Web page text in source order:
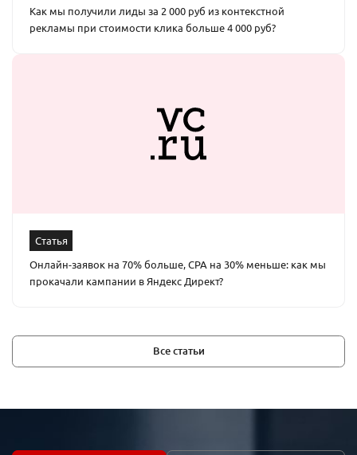
Как мы получили лиды за 2 000 руб из контекстной
рекламы при стоимости клика больше 4 000 руб?
Статья
Онлайн-заявок на 70% больше, СРА на 30% меньше: как мы
прокачали кампании в Яндекс Директ?
Все статьи